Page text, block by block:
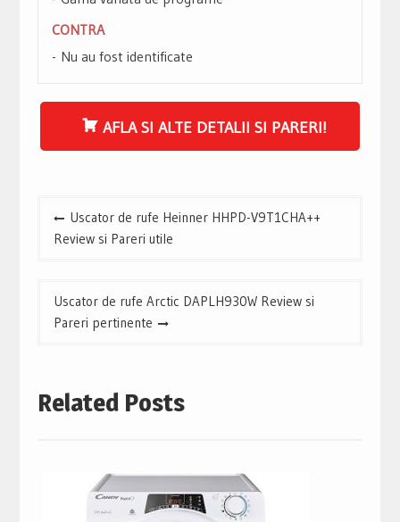
CONTRA
Nu au fost identificate
AFLA SI ALTE DETALII SI PARERI!
Navigare
Uscator de rufe Heinner HHPD-V9T1CHA++
Review si Pareri utile
Uscator de rufe Arctic DAPLH930W Review si
Pareri pertinente
Related Posts